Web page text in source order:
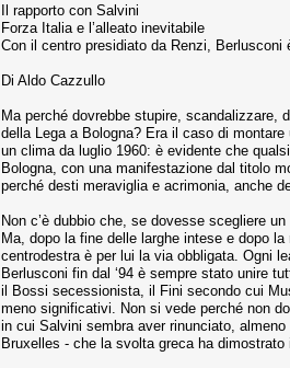
Il rapporto con Salvini
Forza Italia e l’alleato inevitabile
Con il centro presidiato da Renzi, Berlusconi
Di Aldo Cazzullo
Ma perché dovrebbe stupire, scandalizzare,
della Lega a Bologna? Era il caso di
un clima da luglio 1960: è evidente che
Bologna, con una manifestazione dal titolo
perché desti meraviglia e acrimonia, anche
Non c’è dubbio che, se dovesse scegliere
Ma, dopo la fine delle larghe intese e dopo
centrodestra è per lui la via obbligata. Ogni
Berlusconi fin dal ‘94 è sempre stato unire
il Bossi secessionista, il Fini secondo cui
meno significativi. Non si vede perché non
in cui Salvini sembra aver rinunciato,
Bruxelles - che la svolta greca ha dimostrato